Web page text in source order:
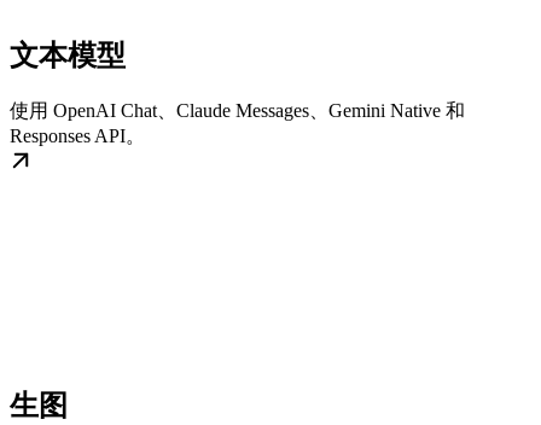
文本模型
使用 OpenAI Chat、Claude Messages、Gemini Native 和
Responses API。
生图